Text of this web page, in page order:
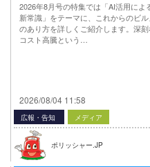
2026年8月号の特集では「AI活用によ
新常識」をテーマに、これからのビ
のあり方を詳しくご紹介します。深
コスト高騰という…
2026/08/04 11:58
広報・告知 メディア
ポリッシャー.JP